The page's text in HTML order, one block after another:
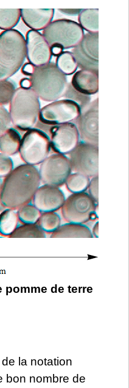
pomme de terre
la notation
bon nombre de